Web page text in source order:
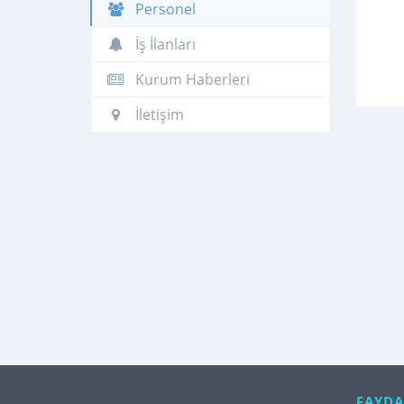
Personel
İş İlanları
Kurum Haberleri
İletişim